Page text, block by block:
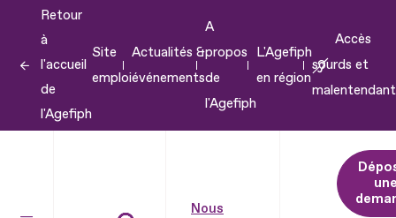
contenu
Retour
à
l'accueil
de
l'Agefiph
Site
emploi
Actualités &
événements
A
propos
de
l'Agefiph
L'Agefiph
en région
Accès
sourds et
Nous